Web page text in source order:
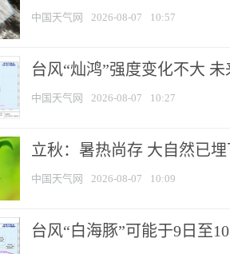
中国天气网 2026-08-07 10:57
台风“灿鸿”强度变化不大
中国天气网 2026-08-07 10:27
立秋：暑热尚存 大自然已
中国天气网 2026-08-07 10:09
台风“白海豚”可能于9日至